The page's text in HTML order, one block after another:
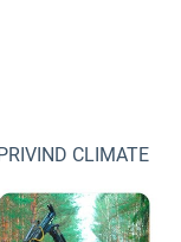
CLIMATE